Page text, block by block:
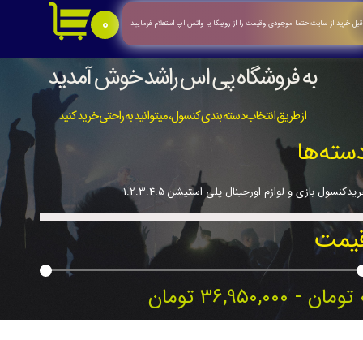
۰ قبل خرید از سایت،حتما موجودی وقیمت را از روبیکا یا واتس اپ استعلام فرمایید
بازی و لوازم اورجینال پلی استیشن 1.2.3.4.5
به فروشگاه پی اس راشد خوش آمدید
از طریق انتخاب دسته بندی کنسول، میتوانید به راحتی خرید کنید